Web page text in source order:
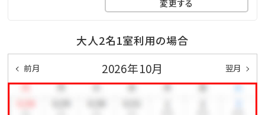
一緒に体を動かしてリフレッシュ！
◆バギー
4歳からご利用可能です。家族・友人と森の中を駆け抜
変更する
大人2名1室利用の場合
前月 2026年10月 翌月